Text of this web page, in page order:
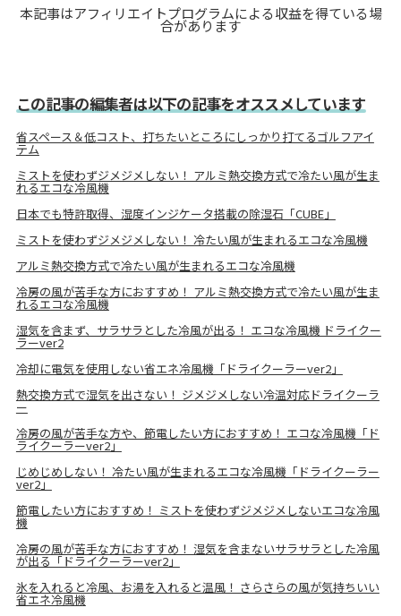
本記事はアフィリエイトプログラムによる収益を得ている場
合があります
この記事の編集者は以下の記事をオススメしています
省スペース＆低コスト、打ちたいところにしっかり打てるゴルフアイ
テム
ミストを使わずジメジメしない！ アルミ熱交換方式で冷たい風が生ま
れるエコな冷風機
日本でも特許取得、湿度インジケータ搭載の除湿石「CUBE」
ミストを使わずジメジメしない！ 冷たい風が生まれるエコな冷風機
アルミ熱交換方式で冷たい風が生まれるエコな冷風機
冷房の風が苦手な方におすすめ！ アルミ熱交換方式で冷たい風が生ま
れるエコな冷風機
湿気を含まず、サラサラとした冷風が出る！ エコな冷風機 ドライクー
ラーver2
冷却に電気を使用しない省エネ冷風機「ドライクーラーver2」
熱交換方式で湿気を出さない！ ジメジメしない冷温対応ドライクーラ
ー
冷房の風が苦手な方や、節電したい方におすすめ！ エコな冷風機「ド
ライクーラーver2」
じめじめしない！ 冷たい風が生まれるエコな冷風機「ドライクーラー
ver2」
節電したい方におすすめ！ ミストを使わずジメジメしないエコな冷風
機
冷房の風が苦手な方におすすめ！ 湿気を含まないサラサラとした冷風
が出る「ドライクーラーver2」
氷を入れると冷風、お湯を入れると温風！ さらさらの風が気持ちいい
省エネ冷風機